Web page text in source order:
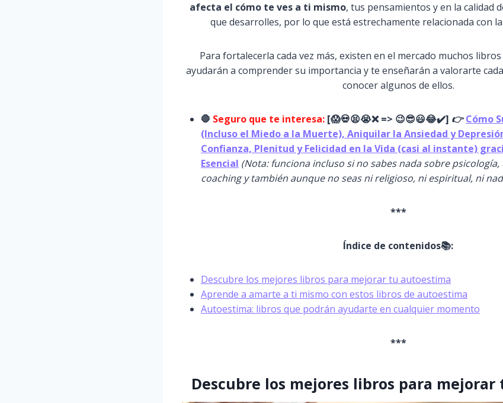
afecta el cómo te ves a ti mismo, tus pensamientos y en la calidad
que desarrolles, por lo que está estrechamente relacionada con
Para fortalecerla cada vez más, existen en el mercado muchos
ayudarán a comprender su importancia y te enseñarán a valorarte
conocer algunos de ellos.
🛑 Seguro que te interesa: [😱💀😫😭❌ => 😉😎😃😂✔️] 👉 Cómo
(Incluso el Miedo a la Muerte), Aniquilar la Ansiedad y
Confianza, Plenitud y Felicidad en la Vida (casi al instante)
Esencial (Nota: funciona incluso si no sabes nada sobre
coaching y también aunque no seas ni religioso, ni espiritual, ni
***
Índice de contenidos📚:
Descubre los mejores libros para mejorar tu autoestima
Aprende a amarte a ti mismo con estos libros de autoestima
Autoestima: libros que podrán ayudarte en cualquier momento
***
Descubre los mejores libros para